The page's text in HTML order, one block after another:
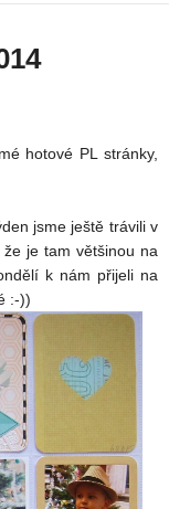
hotové PL stránky,
jsme ještě trávili v
je tam většinou na
k nám přijeli na
:-))